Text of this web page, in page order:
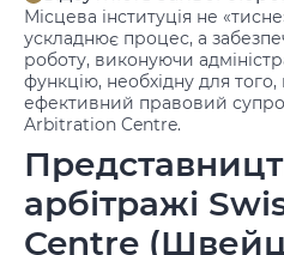
Місцева інституція не
ускладнює процес, а
роботу, виконуючи
функцію, необхідну для
ефективний правовий
Arbitration Centre.
арбітражі
Centre